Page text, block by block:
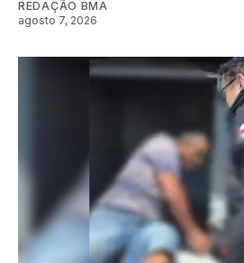
REDAÇÃO BMA
agosto 7, 2026